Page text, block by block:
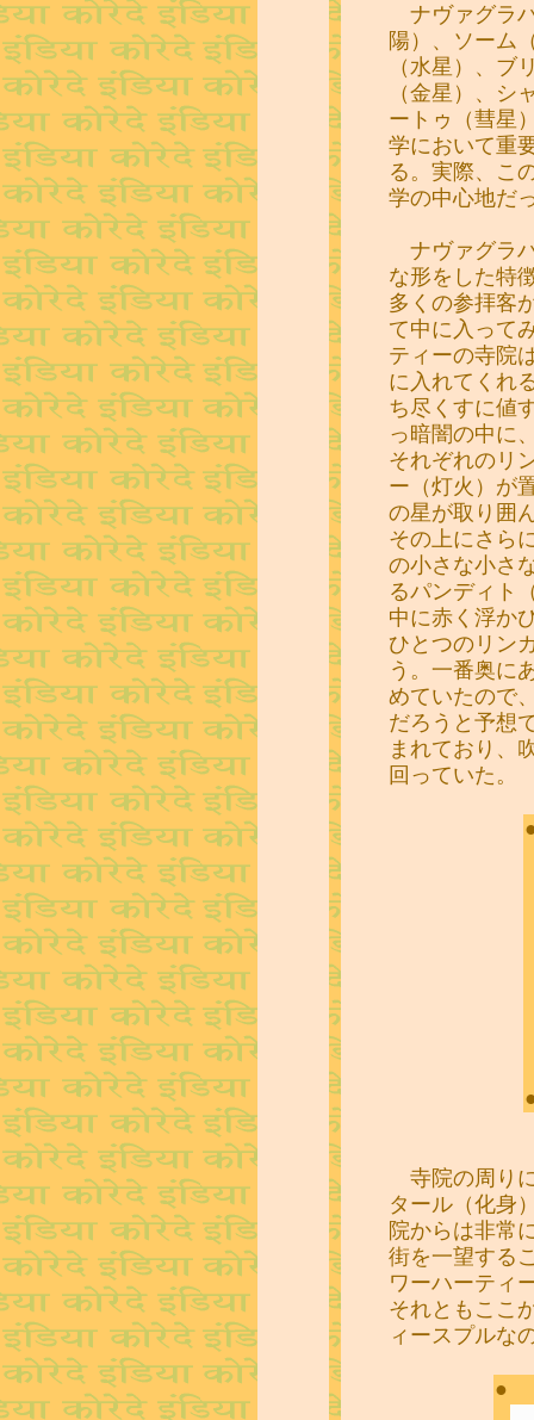
ナヴァグラ
陽）、ソーム
（水星）、ブ
（金星）、シ
ートゥ（彗星
学において重
る。実際、こ
学の中心地だ
ナヴァグラ
な形をした特
多くの参拝客
て中に入って
ティーの寺院
に入れてくれ
ち尽くすに値
っ暗闇の中に
それぞれのリ
ー（灯火）が
の星が取り囲
その上にさら
の小さな小さ
るパンディト
中に赤く浮か
ひとつのリン
う。一番奥に
めていたので
だろうと予想
まれており、
回っていた。
寺院の周り
タール（化身
院からは非常
街を一望する
ワーハーティ
それともここ
ィースプルな
●